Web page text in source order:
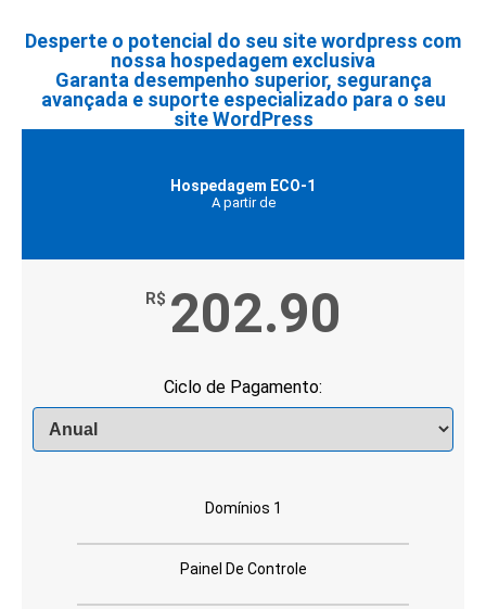
Desperte o potencial do seu site wordpress com
nossa hospedagem exclusiva
Garanta desempenho superior, segurança
avançada e suporte especializado para o seu
site WordPress
Hospedagem ECO-1
A partir de
R$ 202.90
Ciclo de Pagamento:
Domínios 1
Painel De Controle